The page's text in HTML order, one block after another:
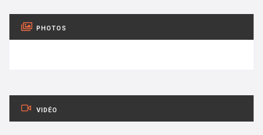
PHOTOS
VIDÉO